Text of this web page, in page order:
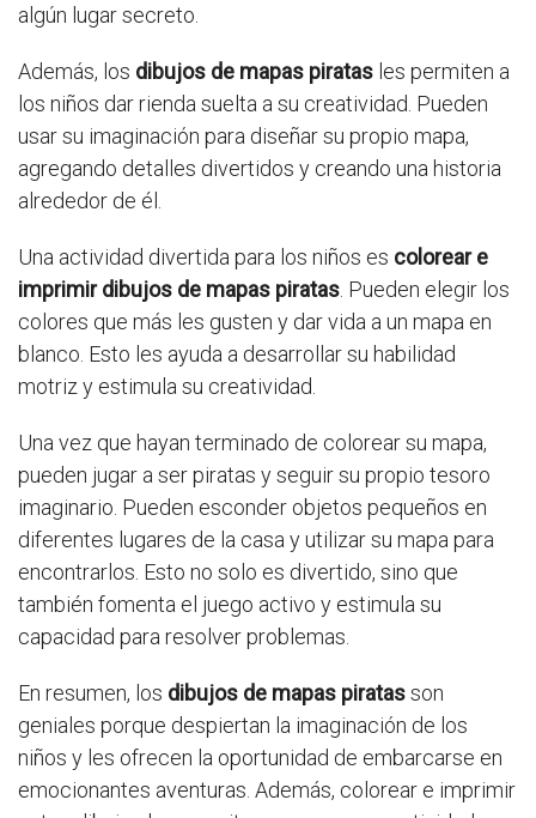
algún lugar secreto.
Además, los dibujos de mapas piratas les permiten a
los niños dar rienda suelta a su creatividad. Pueden
usar su imaginación para diseñar su propio mapa,
agregando detalles divertidos y creando una historia
alrededor de él.
Una actividad divertida para los niños es colorear e
imprimir dibujos de mapas piratas. Pueden elegir los
colores que más les gusten y dar vida a un mapa en
blanco. Esto les ayuda a desarrollar su habilidad
motriz y estimula su creatividad.
Una vez que hayan terminado de colorear su mapa,
pueden jugar a ser piratas y seguir su propio tesoro
imaginario. Pueden esconder objetos pequeños en
diferentes lugares de la casa y utilizar su mapa para
encontrarlos. Esto no solo es divertido, sino que
también fomenta el juego activo y estimula su
capacidad para resolver problemas.
En resumen, los dibujos de mapas piratasson
geniales porque despiertan la imaginación de los
niños y les ofrecen la oportunidad de embarcarse en
emocionantes aventuras. Además, colorear e imprimir